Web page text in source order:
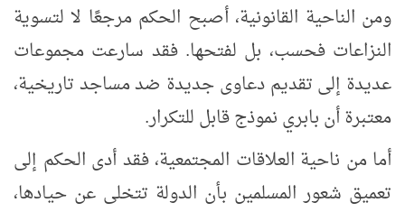
ومن الناحية القانونية، أصبح الحكم مرجعًا لا لتسوية
النزاعات فحسب، بل لفتحها. فقد سارعت مجموعات
عديدة إلى تقديم دعاوى جديدة ضد مساجد تاريخية،
معتبرة أن بابري نموذج قابل للتكرار.
أما من ناحية العلاقات المجتمعية، فقد أدى الحكم إلى
تعميق شعور المسلمين بأن الدولة تتخلى عن حيادها،